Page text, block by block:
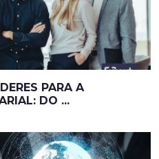
PARA A
DO ...